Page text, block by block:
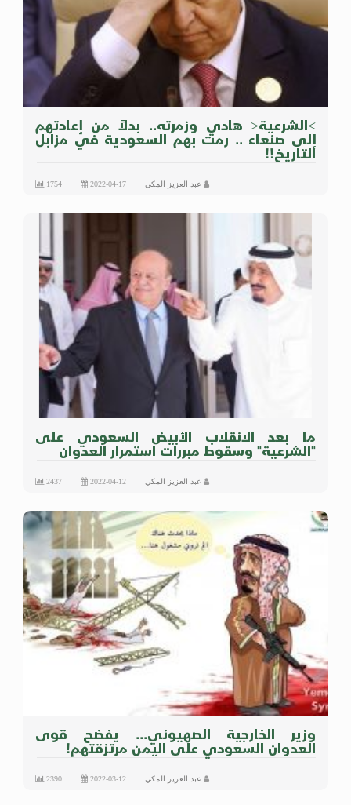
>الشرعية< هادي وزمرته.. بدلاً من إعادتهم
إلى صنعاء .. رمت بهم السعودية في مزابل
التاريخ!!
عبد العزيز المكي 2022-04-17
1754
ما بعد الانقلاب الأبيض السعودي على
"الشرعية" وسقوط مبررات استمرار العدوان
عبد العزيز المكي 2022-04-12
2437
وزير الخارجية الصهيوني... يفضح قوى
العدوان السعودي على اليمن مرتزقتهم!
عبد العزيز المكي 2022-03-12
2390